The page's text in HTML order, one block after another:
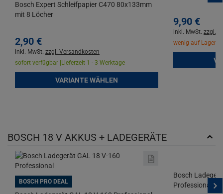
Bosch Expert Schleifpapier C470 80x133mm
mit 8 Löcher
2,90 €
inkl. MwSt. zzgl. Versandkosten
sofort verfügbar | Lieferzeit 1 - 3 Werktage
VARIANTE WÄHLEN
9,90 €
inkl. MwSt. zzgl.
wenig auf Lager |
BOSCH 18 V AKKUS + LADEGERÄTE
BOSCH PRO DEAL
Bosch
Professional